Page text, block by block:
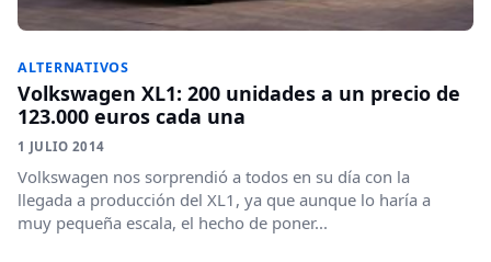
ALTERNATIVOS
Volkswagen XL1: 200 unidades a un precio de
123.000 euros cada una
1 JULIO 2014
Volkswagen nos sorprendió a todos en su día con la
llegada a producción del XL1, ya que aunque lo haría a
muy pequeña escala, el hecho de poner...